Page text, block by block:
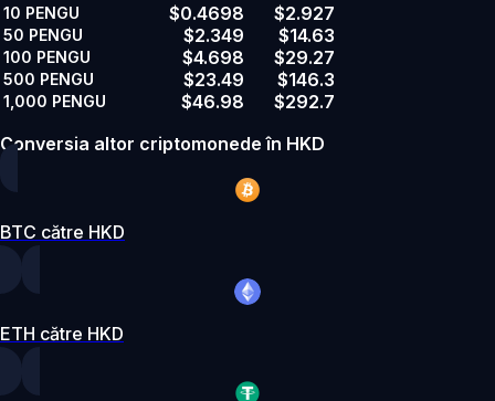
10 PENGU $0.4698 $2.927
50 PENGU $2.349 $14.63
100 PENGU $4.698 $29.27
500 PENGU $23.49 $146.3
1,000 PENGU $46.98
$292.7
Conversia altor criptomonede în HKD
BTC către HKD
ETH către HKD